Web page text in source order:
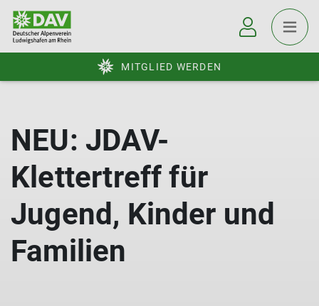
MITGLIED WERDEN
NEU: JDAV-
Klettertreff für
Jugend, Kinder und
Familien